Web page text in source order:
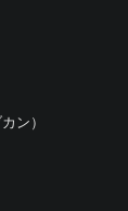
ン）